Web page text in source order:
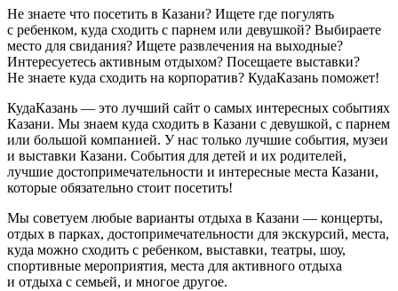
Не знаете что посетить в Казани? Ищете где погулять
с ребенком, куда сходить с парнем или девушкой? Выбираете
место для свидания? Ищете развлечения на выходные?
Интересуетесь активным отдыхом? Посещаете выставки?
Не знаете куда сходить на корпоратив? КудаКазань поможет!
КудаКазань — это лучший сайт о самых интересных событиях
Казани. Мы знаем куда сходить в Казани с девушкой, с парнем
или большой компанией. У нас только лучшие события, музеи
и выставки Казани. События для детей и их родителей,
лучшие достопримечательности и интересные места Казани,
которые обязательно стоит посетить!
Мы советуем любые варианты отдыха в Казани — концерты,
отдых в парках, достопримечательности для экскурсий, места,
куда можно сходить с ребенком, выставки, театры, шоу,
спортивные мероприятия, места для активного отдыха
и отдыха с семьей, и многое другое.